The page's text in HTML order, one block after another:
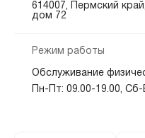
614007, Пермский
дом 72
Режим работы
Обслуживание
Пн-Пт: 09.00-19.00,